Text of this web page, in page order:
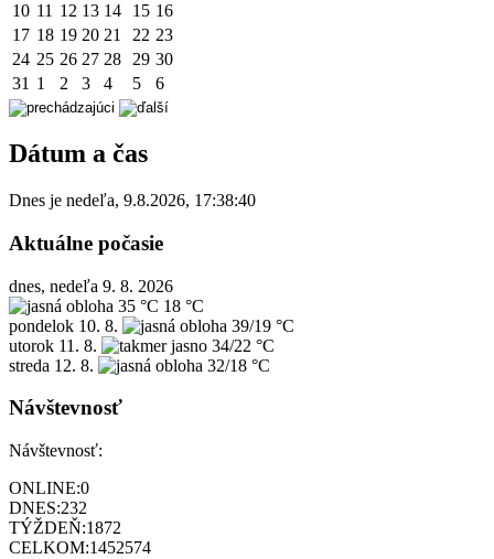
10 11 12 13 14 15 16
17 18 19 20 21 22 23
24 25 26 27 28 29 30
31 1 2 3 4 5 6
Dátum a čas
Dnes je nedeľa, 9.8.2026, 17:38:40
Aktuálne počasie
dnes, nedeľa 9. 8. 2026
35 °C 18 °C
pondelok 10. 8.
39/19 °C
utorok 11. 8.
34/22 °C
streda 12. 8. 32/18 °C
Návštevnosť
Návštevnosť:
ONLINE:0
DNES:232
TÝŽDEŇ:1872
CELKOM:1452574